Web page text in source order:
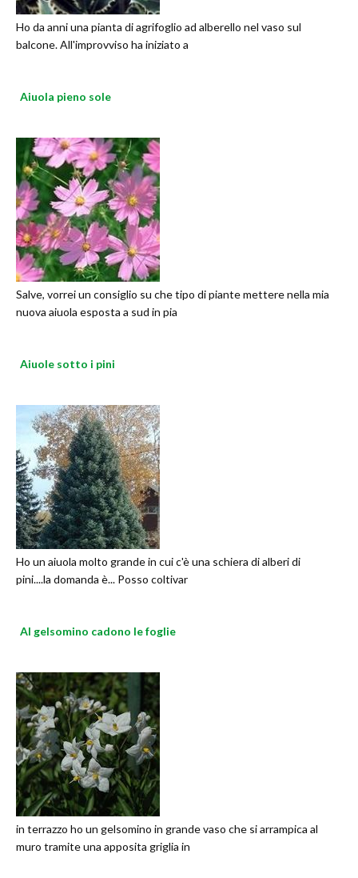
Ho da anni una pianta di agrifoglio ad alberello nel vaso sul
balcone. All'improvviso ha iniziato a
Aiuola pieno sole
Salve, vorrei un consiglio su che tipo di piante mettere nella mia
nuova aiuola esposta a sud in pia
Aiuole sotto i pini
Ho un aiuola molto grande in cui c'è una schiera di alberi di
pini....la domanda è... Posso coltivar
Al gelsomino cadono le foglie
in terrazzo ho un gelsomino in grande vaso che si arrampica al
muro tramite una apposita griglia in